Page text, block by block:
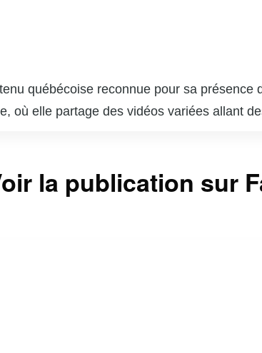
québécoise reconnue pour sa
où elle partage des vidéos variées allant
et des réflexions personnelles. Son
la publication sur